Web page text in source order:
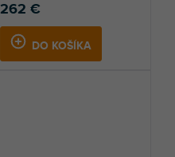
262 €
DO KOŠÍKA